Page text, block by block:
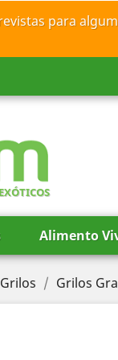
para
Alimento
Grilos Grilos